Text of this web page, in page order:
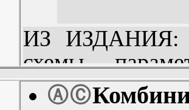
ИЗ ИЗДАНИЯ:
схемы,
ⒶⒸ